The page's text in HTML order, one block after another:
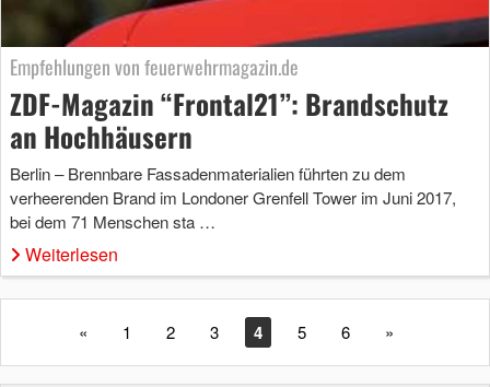
Empfehlungen von feuerwehrmagazin.de
ZDF-Magazin “Frontal21”: Brandschutz
an Hochhäusern
Berlin – Brennbare Fassadenmaterialien führten zu dem
verheerenden Brand im Londoner Grenfell Tower im Juni 2017,
bei dem 71 Menschen sta …
Weiterlesen
« 1 2 3 4 5 6 »